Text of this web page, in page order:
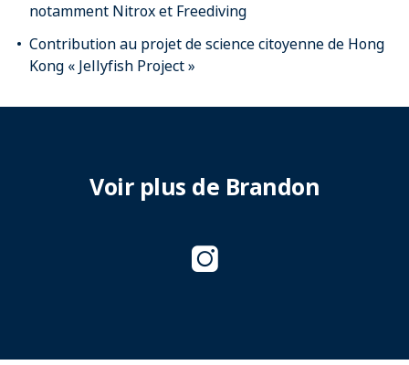
notamment Nitrox et Freediving
Contribution au projet de science citoyenne de Hong
Kong « Jellyfish Project »
Voir plus de Brandon